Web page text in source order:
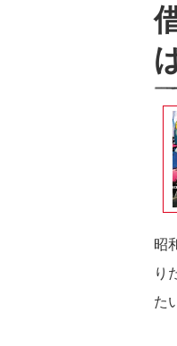
昭
り
た